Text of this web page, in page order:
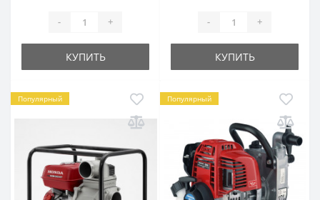
- +
КУПИТЬ
- +
КУПИТЬ
Популярный Популярный